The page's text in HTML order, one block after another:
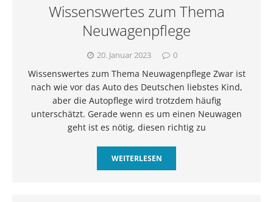
Wissenswertes zum Thema
Neuwagenpflege
20. Januar 2023 0
Wissenswertes zum Thema Neuwagenpflege Zwar ist
nach wie vor das Auto des Deutschen liebstes Kind,
aber die Autopflege wird trotzdem häufig
unterschätzt. Gerade wenn es um einen Neuwagen
geht ist es nötig, diesen richtig zu
WEITERLESEN